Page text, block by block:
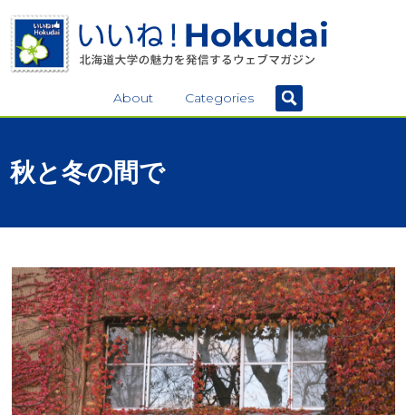
About Categories
秋と冬の間で